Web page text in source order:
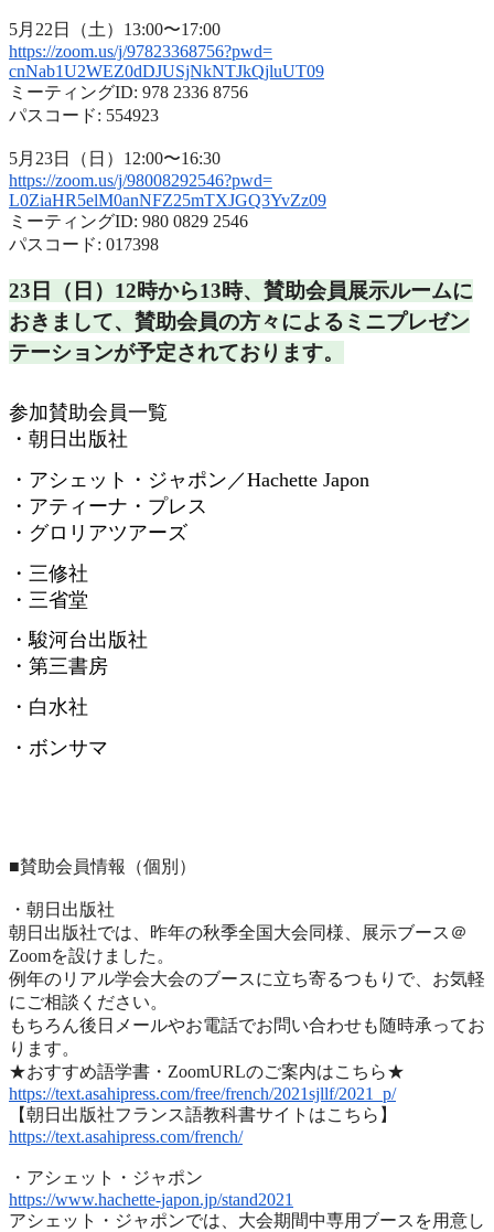
5月22日（土）13:00〜17:00
https://zoom.us/j/97823368756?pwd=
cnNab1U2WEZ0dDJUSjNkNTJkQjluUT09
ミーティングID: 978 2336 8756
パスコード: 554923
5月23日（日）12:00〜16:30
https://zoom.us/j/98008292546?pwd=
L0ZiaHR5elM0anNFZ25mTXJGQ3YvZz09
ミーティングID: 980 0829 2546
パスコード: 017398
23日（日）12時から13時、 賛助会員展示ルームに
おきまして、 賛助会員の方々によるミニプレゼン
テーションが予定されております。
参加賛助会員一覧
・朝日出版社
・アシェット・ジャポン／Hachette Japon
・アティーナ・プレス
・グロリアツアーズ
・三修社
・三省堂
・駿河台出版社
・第三書房
・白水社
・ボンサマ
■賛助会員情報（個別）
・朝日出版社
朝日出版社では、昨年の秋季全国大会同様、展示ブース＠
Zoomを設けました。
例年のリアル学会大会のブースに立ち寄るつもりで、 お気軽
にご相談ください。
もちろん後日メールやお電話でお問い合わせも随時承ってお
ります。
★おすすめ語学書・ZoomURLのご案内はこちら★
https://text.asahipress.com/free/french/2021sjllf/2021_p/
【朝日出版社フランス語教科書サイトはこちら】
https://text.asahipress.com/french/
・アシェット・ジャポン
https://www.hachette-japon.jp/stand2021
アシェット・ジャポンでは、 大会期間中専用ブースを用意し